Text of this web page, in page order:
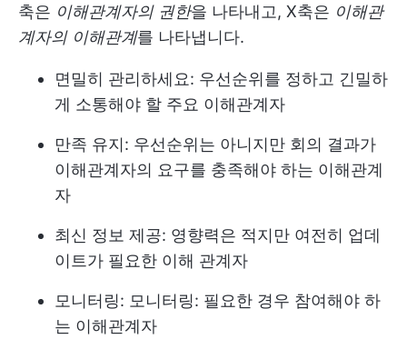
축은 이해관계자의 권한을 나타내고, X축은 이해관
계자의 이해관계를 나타냅니다.
면밀히 관리하세요: 우선순위를 정하고 긴밀하
게 소통해야 할 주요 이해관계자
만족 유지: 우선순위는 아니지만 회의 결과가
이해관계자의 요구를 충족해야 하는 이해관계
자
최신 정보 제공: 영향력은 적지만 여전히 업데
이트가 필요한 이해 관계자
모니터링: 모니터링: 필요한 경우 참여해야 하
는 이해관계자